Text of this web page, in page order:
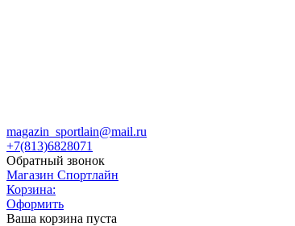
magazin_sportlain@mail.ru
+7(813)6828071
Обратный звонок
Магазин Спортлайн
Корзина:
Оформить
Ваша корзина пуста